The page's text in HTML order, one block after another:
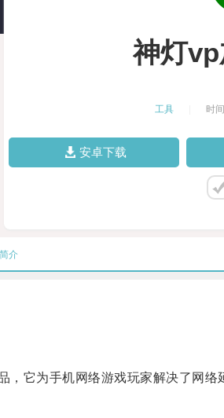
神灯vp
工具 时
安卓下载
简介
它为手机网络游戏玩家解决了网络